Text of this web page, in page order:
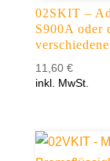
02SKIT –
S900A oder
11,60 €
inkl. MwSt.